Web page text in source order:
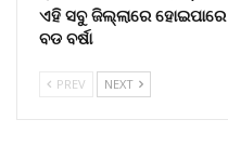
ଏହି ସବୁ ଜିଲ୍ଲାରେ ହୋଇପାରେ
ବଡ ବର୍ଷା
PREV NEXT